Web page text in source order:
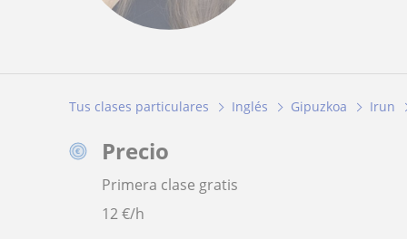
Tus clases particulares Inglés Gipuzkoa Irun
Precio
Primera clase gratis
12€/h